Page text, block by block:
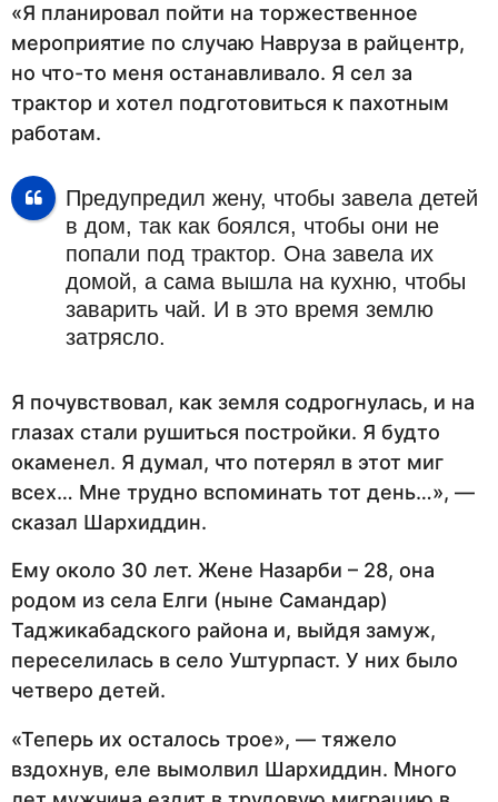
«Я планировал пойти на торжественное
мероприятие по случаю Навруза в райцентр,
но что-то меня останавливало. Я сел за
трактор и хотел подготовиться к пахотным
работам.
Предупредил жену, чтобы завела детей
в дом, так как боялся, чтобы они не
попали под трактор. Она завела их
домой, а сама вышла на кухню, чтобы
заварить чай. И в это время землю
затрясло.
Я почувствовал, как земля содрогнулась, и на
глазах стали рушиться постройки. Я будто
окаменел. Я думал, что потерял в этот миг
всех… Мне трудно вспоминать тот день…», —
сказал Шархиддин.
Ему около 30 лет. Жене Назарби – 28, она
родом из села Елги (ныне Самандар)
Таджикабадского района и, выйдя замуж,
переселилась в село Уштурпаст. У них было
четверо детей.
«Теперь их осталось трое», — тяжело
вздохнув, еле вымолвил Шархиддин. Много